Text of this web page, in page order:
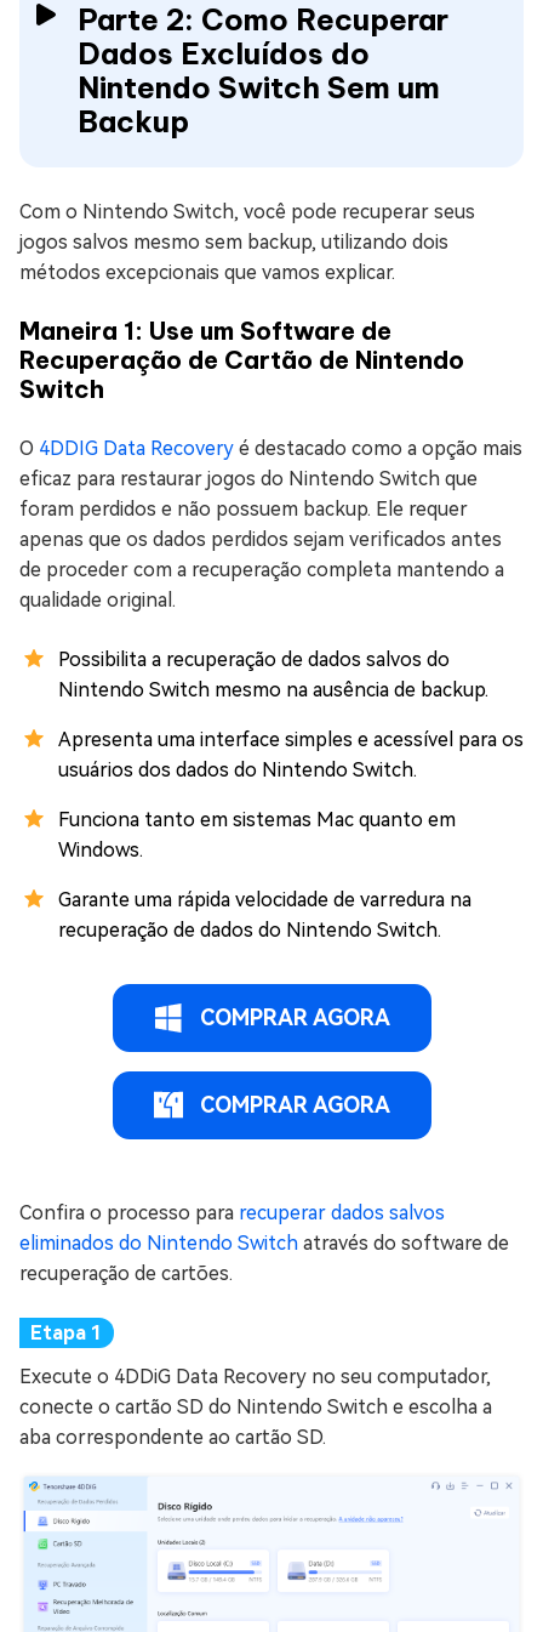
Parte 2: Como Recuperar
Dados Excluídos do
Nintendo Switch Sem um
Backup
Com o Nintendo Switch, você pode recuperar seus
jogos salvos mesmo sem backup, utilizando dois
métodos excepcionais que vamos explicar.
Maneira 1: Use um Software de
Recuperação de Cartão de Nintendo
Switch
O 4DDIG Data Recovery é destacado como a opção mais
eficaz para restaurar jogos do Nintendo Switch que
foram perdidos e não possuem backup. Ele requer
apenas que os dados perdidos sejam verificados antes
de proceder com a recuperação completa mantendo a
qualidade original.
Possibilita a recuperação de dados salvos do
Nintendo Switch mesmo na ausência de backup.
Apresenta uma interface simples e acessível para os
usuários dos dados do Nintendo Switch.
Funciona tanto em sistemas Mac quanto em
Windows.
Garante uma rápida velocidade de varredura na
recuperação de dados do Nintendo Switch.
COMPRAR AGORA
COMPRAR AGORA
Confira o processo para recuperar dados salvos
eliminados do Nintendo Switch através do software de
recuperação de cartões.
Execute o 4DDiG Data Recovery no seu computador,
conecte o cartão SD do Nintendo Switch e escolha a
aba correspondente ao cartão SD.